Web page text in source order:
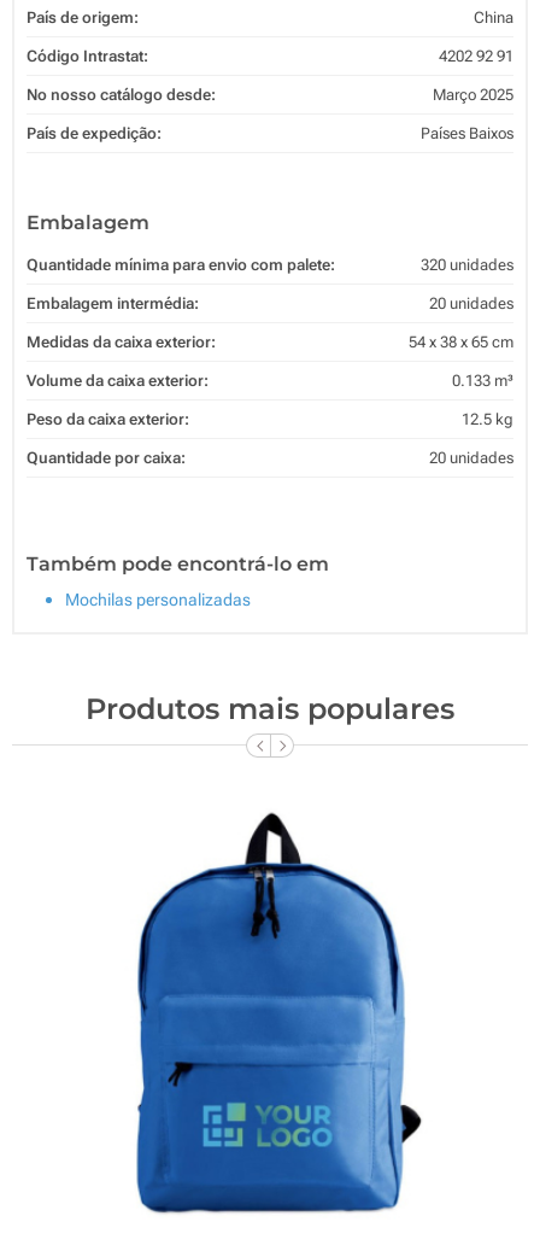
País de origem: China
Código Intrastat: 4202 92 91
No nosso catálogo desde: Março 2025
País de expedição: Países Baixos
Embalagem
Quantidade mínima para envio com palete: 320 unidades
Embalagem intermédia: 20 unidades
Medidas da caixa exterior: 54 x 38 x 65 cm
Volume da caixa exterior: 0.133 m³
Peso da caixa exterior: 12.5 kg
Quantidade por caixa: 20 unidades
Também pode encontrá-lo em
Mochilas personalizadas
Produtos mais populares